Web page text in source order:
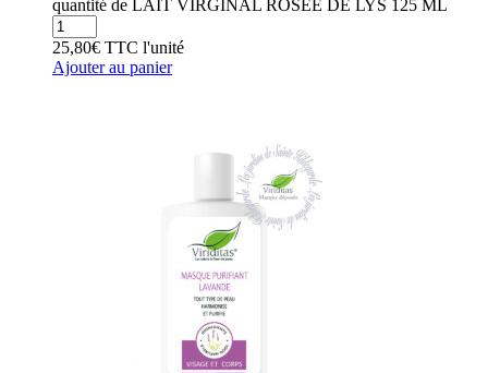
quantité de LAIT VIRGINAL ROSEE DE LYS 125 ML
25,80€ TTC l'unité
Ajouter au panier